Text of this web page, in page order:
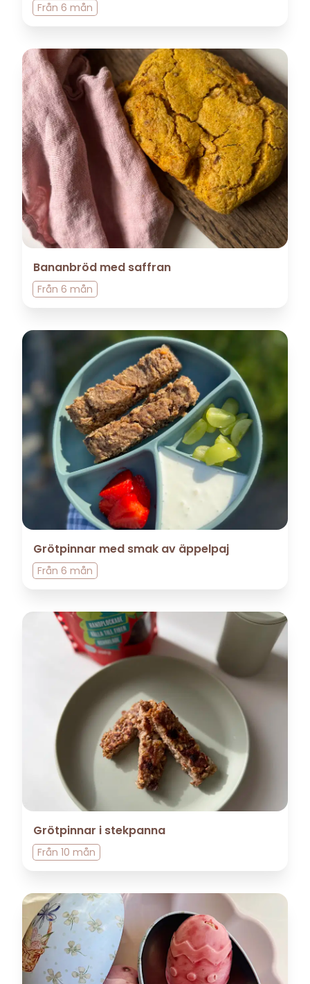
Från 6 mån
Bananbröd med saffran
Från 6 mån
Grötpinnar med smak av äppelpaj
Från 6 mån
Grötpinnar i stekpanna
Från 10 mån